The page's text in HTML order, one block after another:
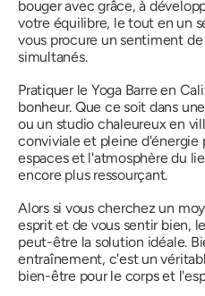
bouger avec grâce, à
votre équilibre, le tout en un
vous procure un sentiment
simultanés.
Pratiquer le Yoga Barre en
bonheur. Que ce soit dans
ou un studio chaleureux en
conviviale et pleine d'énergie
espaces et l'atmosphère du
encore plus ressourçant.
Alors si vous cherchez un
esprit et de vous sentir bien,
peut-être la solution idéale.
entraînement, c'est un
bien-être pour le corps et